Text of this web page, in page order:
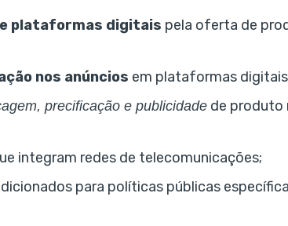
plataformas digitais pela oferta de
nos anúncios em plataformas
precificação e publicidade de produto
integram redes de telecomunicações;
para políticas públicas